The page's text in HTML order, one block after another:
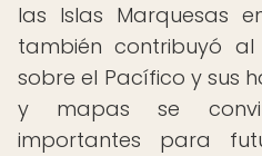
las Islas Marquesas
también contribuyó
sobre el Pacífico y sus
y mapas se
importantes para